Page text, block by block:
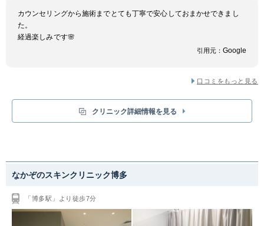
カウンセリングから施術までとても丁寧で安心しておまかせできまし
た。
経過楽しみです🌸
引用元： Google
口コミをもっと見る
クリニック詳細情報を見る
なかぞのスキンクリニック博多
「博多駅」より徒歩7分